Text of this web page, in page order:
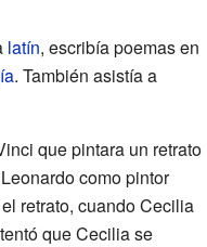
latín, escribía poemas en
. También asistía a
que pintara un retrato
como pintor
retrato, cuando Cecilia
que Cecilia se